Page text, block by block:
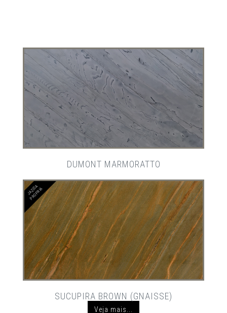
DUMONT MARMORATTO
JAZIDA
PROPRIA
SUCUPIRA BROWN (GNAISSE)
Veja mais...